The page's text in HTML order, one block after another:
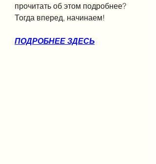
прочитать об этом подробнее?
Тогда вперед, начинаем!
ПОДРОБНЕЕ ЗДЕСЬ